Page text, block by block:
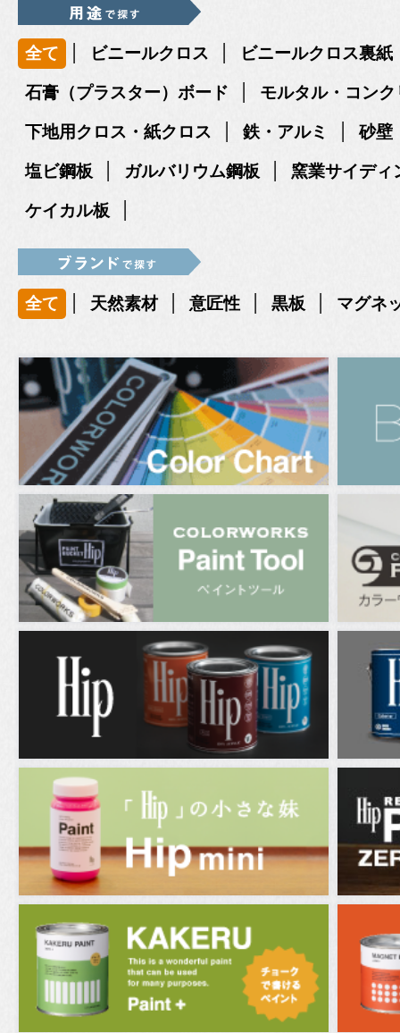
全て | ビニールクロス | ビニールクロス裏紙
石膏（プラスター）ボード | モルタル・コンク
下地用クロス・紙クロス | 鉄・アルミ | 砂壁
塩ビ鋼板 | ガルバリウム鋼板 | 窯業サイディ
ケイカル板 |
全て | 天然素材 | 意匠性 | 黒板 | マグネ